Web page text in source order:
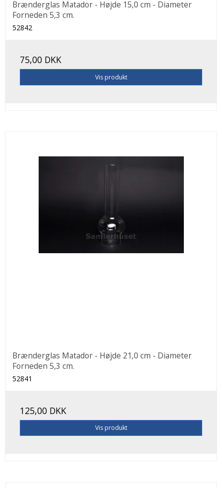
Brænderglas Matador - Højde 15,0 cm - Diameter
Forneden 5,3 cm.
52842
75,00 DKK
Vis produkt
Brænderglas Matador - Højde 21,0 cm - Diameter
Forneden 5,3 cm.
52841
125,00 DKK
Vis produkt